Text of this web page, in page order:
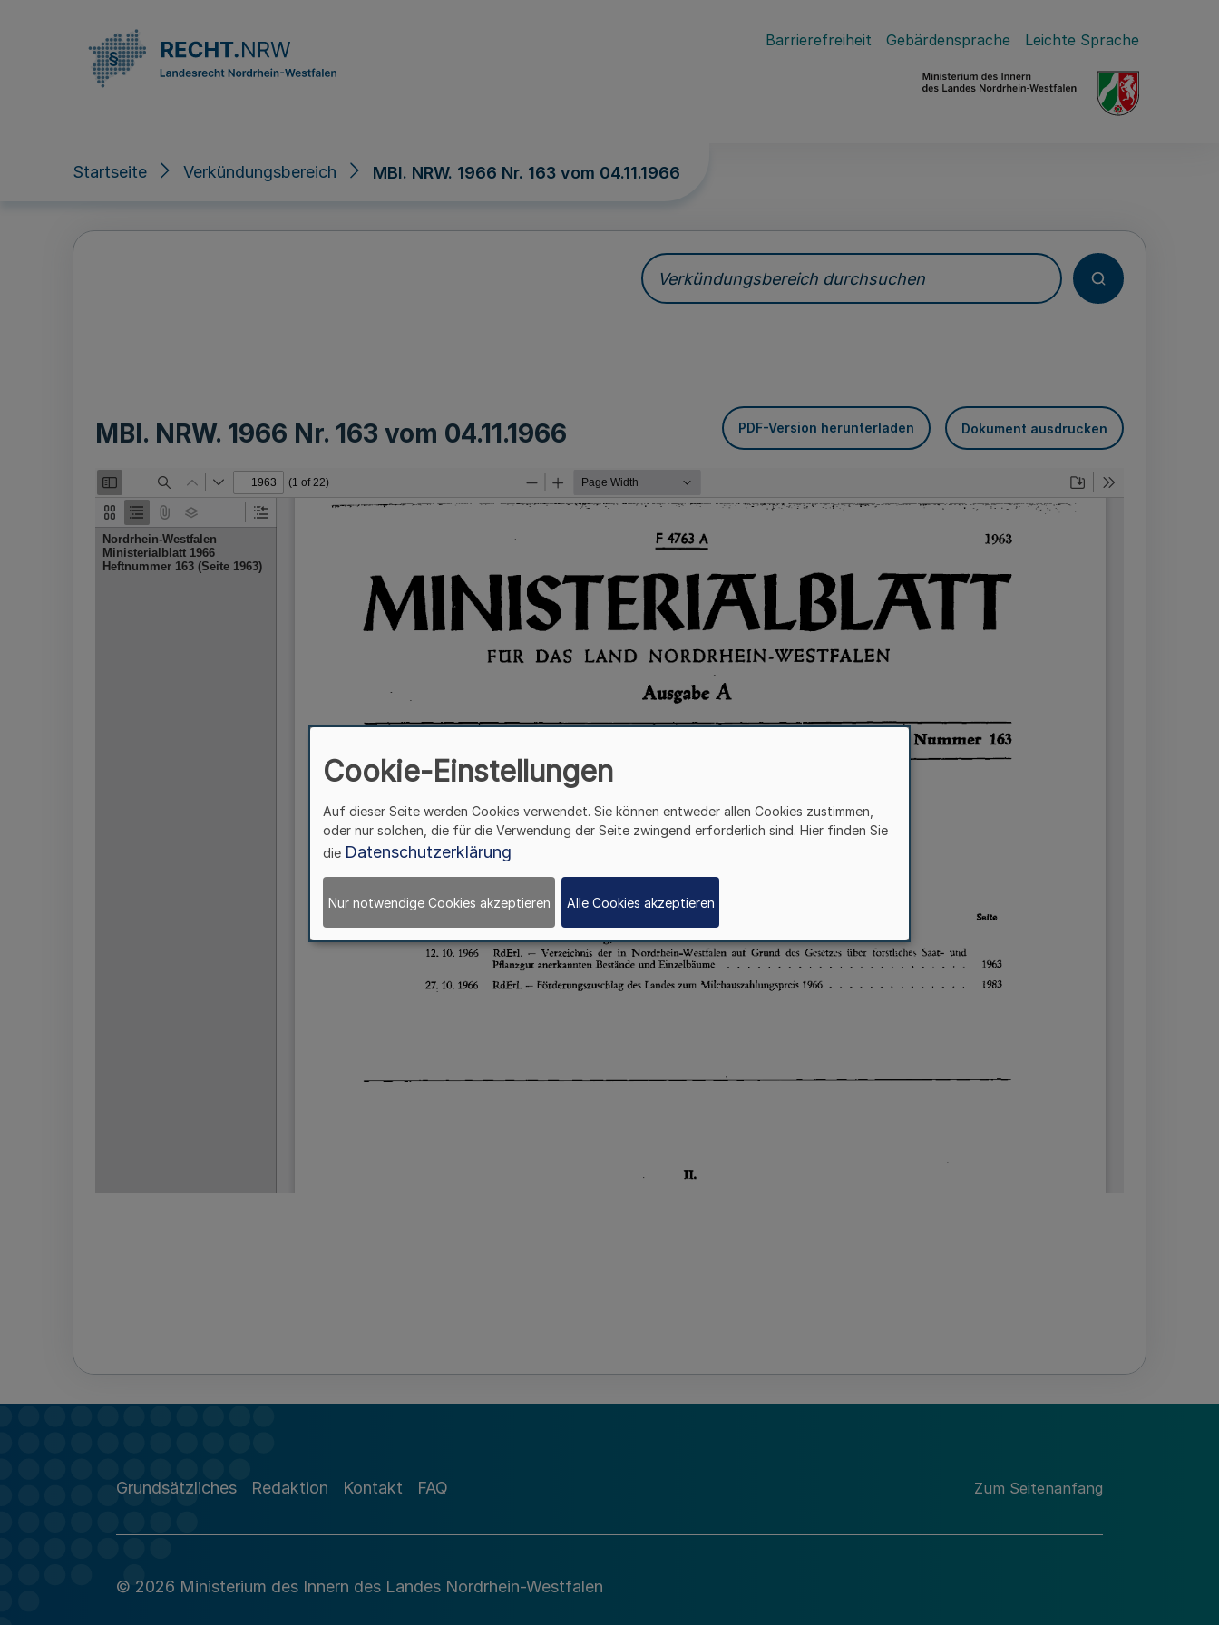
Barrierefreiheit Gebärdensprache Leichte Sprache
Startseite Verkündungsbereich MBl. NRW. 1966 Nr. 163 vom 04.11.1966
Verkündungsbereich durchsuchen
MBl. NRW. 1966 Nr. 163 vom 04.11.1966 PDF-Version herunterladen Dokument ausdrucken
Grundsätzliches Redaktion Kontakt FAQ Zum Seitenanfang
© 2026 Ministerium des Innern des Landes Nordrhein-Westfalen
Cookie-Einstellungen
Auf dieser Seite werden Cookies verwendet. Sie können entweder allen Cookies zustimmen,
oder nur solchen, die für die Verwendung der Seite zwingend erforderlich sind. Hier finden Sie
die Datenschutzerklärung
Nur notwendige Cookies akzeptieren Alle Cookies akzeptieren